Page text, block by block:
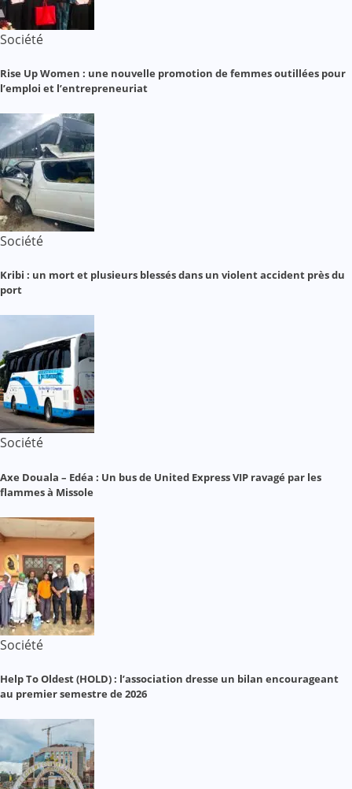
Société
Rise Up Women : une nouvelle promotion de femmes outillées pour
l’emploi et l’entrepreneuriat
Société
Kribi : un mort et plusieurs blessés dans un violent accident près du
port
Société
Axe Douala – Edéa : Un bus de United Express VIP ravagé par les
flammes à Missole
Société
Help To Oldest (HOLD) : l’association dresse un bilan encourageant
au premier semestre de 2026